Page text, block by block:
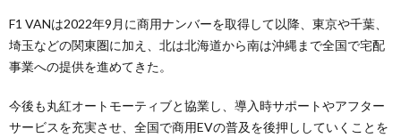
F1 VANは2022年9月に商用ナンバーを取得して以降、東京や千葉、
埼玉などの関東圏に加え、北は北海道から南は沖縄まで全国で宅配
事業への提供を進めてきた。
今後も丸紅オートモーティブと協業し、導入時サポートやアフター
サービスを充実させ、全国で商用EVの普及を後押ししていくことを